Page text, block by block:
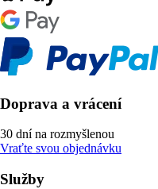
Doprava a vrácení
30 dní na rozmyšlenou
Vraťte svou objednávku
Služby